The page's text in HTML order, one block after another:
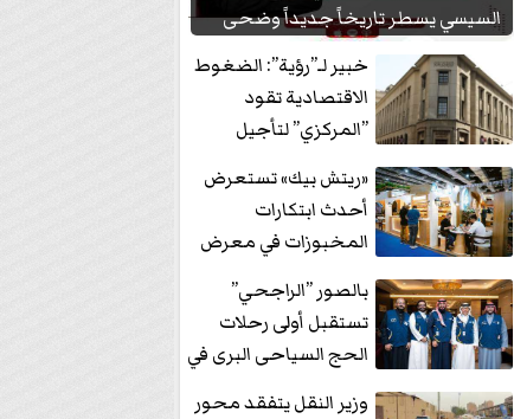
السيسي يسطر تاريخاً جديداً وضحى
بشعبيته...
خبير لـ”رؤية”: الضغوط
الاقتصادية تقود
”المركزي” لتأجيل
«ريتش بيك» تستعرض
أحدث ابتكارات
المخبوزات في معرض
منتجات...
بالصور ”الراجحي”
تستقبل أولى رحلات
الحج السياحى البرى في
وزير النقل يتفقد محور